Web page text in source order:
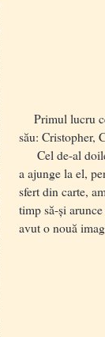
Primul lucru
său: Cristopher,
Cel de-al
a ajunge la el,
sfert din carte,
timp să-și
avut o nouă